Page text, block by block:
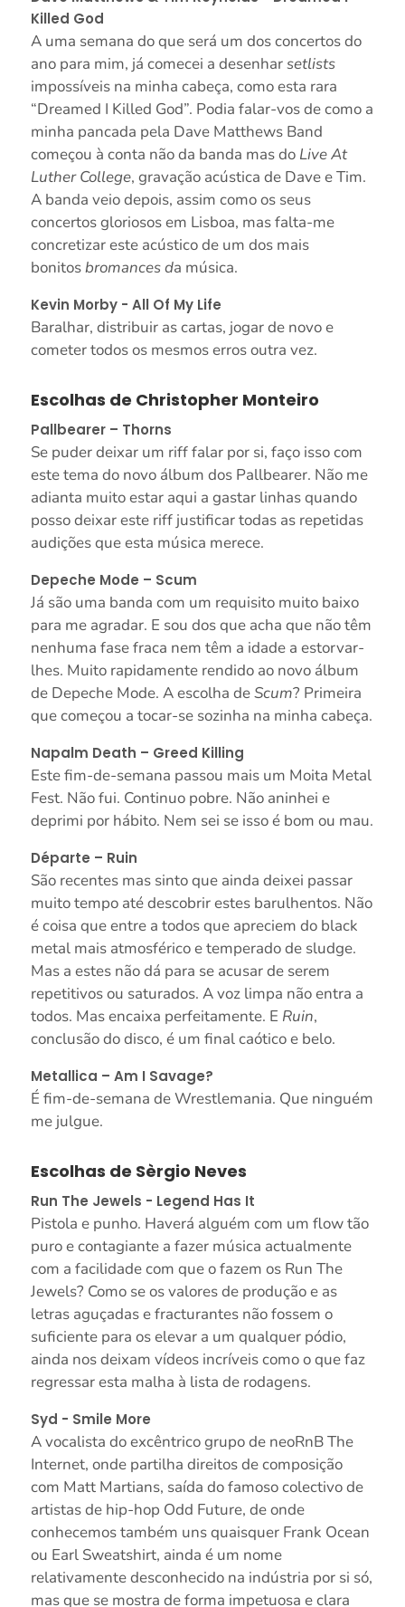
Killed God
A uma semana do que será um dos concertos do
ano para mim, já comecei a desenharsetlists
impossíveis na minha cabeça, como esta rara
“Dreamed I Killed God”. Podia falar-vos de como a
minha pancada pela Dave Matthews Band
começou à conta não da banda mas do Live At
Luther College, gravação acústica de Dave e Tim.
A banda veio depois, assim como os seus
concertos gloriosos em Lisboa, mas falta-me
concretizar este acústico de um dos mais
bonitosbromances da música.
Kevin Morby - All Of My Life
Baralhar, distribuir as cartas, jogar de novo e
cometer todos os mesmos erros outra vez.
Escolhas de Christopher Monteiro
Pallbearer – Thorns
Se puder deixar um riff falar por si, faço isso com
este tema do novo álbum dos Pallbearer. Não me
adianta muito estar aqui a gastar linhas quando
posso deixar este riff justificar todas as repetidas
audições que esta música merece.
Depeche Mode – Scum
Já são uma banda com um requisito muito baixo
para me agradar. E sou dos que acha que não têm
nenhuma fase fraca nem têm a idade a estorvar-
lhes. Muito rapidamente rendido ao novo álbum
de Depeche Mode. A escolha deScum? Primeira
que começou a tocar-se sozinha na minha cabeça.
Napalm Death – Greed Killing
Este fim-de-semana passou mais um Moita Metal
Fest. Não fui. Continuo pobre. Não aninhei e
deprimi por hábito. Nem sei se isso é bom ou mau.
Départe – Ruin
São recentes mas sinto que ainda deixei passar
muito tempo até descobrir estes barulhentos. Não
é coisa que entre a todos que apreciem do black
metal mais atmosférico e temperado de sludge.
Mas a estes não dá para se acusar de serem
repetitivos ou saturados. A voz limpa não entra a
todos. Mas encaixa perfeitamente. E Ruin,
conclusão do disco, é um final caótico e belo.
Metallica – Am I Savage?
É fim-de-semana de Wrestlemania. Que ninguém
me julgue.
Escolhas de Sèrgio Neves
Run The Jewels - Legend Has It
Pistola e punho. Haverá alguém com um flow tão
puro e contagiante a fazer música actualmente
com a facilidade com que o fazem os Run The
Jewels? Como se os valores de produção e as
letras aguçadas e fracturantes não fossem o
suficiente para os elevar a um qualquer pódio,
ainda nos deixam vídeos incríveis como o que faz
regressar esta malha à lista de rodagens.
Syd - Smile More
A vocalista do excêntrico grupo de neoRnB The
Internet, onde partilha direitos de composição
com Matt Martians, saída do famoso colectivo de
artistas de hip-hop Odd Future, de onde
conhecemos também uns quaisquer Frank Ocean
ou Earl Sweatshirt, ainda é um nome
relativamente desconhecido na indústria por si só,
mas que se mostra de forma impetuosa e clara